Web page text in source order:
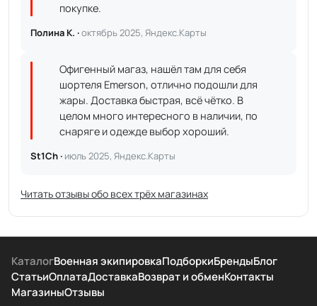
покупке.
Полина К. ·октябрь 2025, Яндекс.Карты
Офигенный магаз, нашёл там для себя
шортеля Emerson, отлично подошли для
жары. Доставка быстрая, всё чётко. В
целом много интересного в наличии, по
снаряге и одежде выбор хороший.
St1Ch · июль 2025, Яндекс.Карты
Читать отзывы обо всех трёх магазинах
КаталогВоенная экипировкаПодборкиБрендыБлог
СтатьиОплатаДоставкаВозврат и обменКонтакты
МагазиныОтзывы